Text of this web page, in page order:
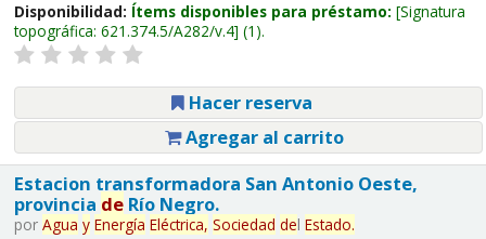
Disponibilidad: Ítems disponibles para préstamo: Signatura
topográfica: 621.374.5/A282/v.4 (1).
Hacer reserva
Agregar al carrito
Estacion transformadora San Antonio Oeste,
provincia deRío Negro.
por Agua y Energía Eléctrica, Sociedad del Estado.